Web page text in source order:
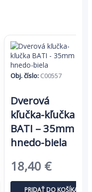
Obj. číslo: C00557
Dverová
kľučka-kľučka
BATI – 35mm –
hnedo-biela
Pôvodná
cena
18,40 €
cena
PRIDAŤ DO KOŠÍKA